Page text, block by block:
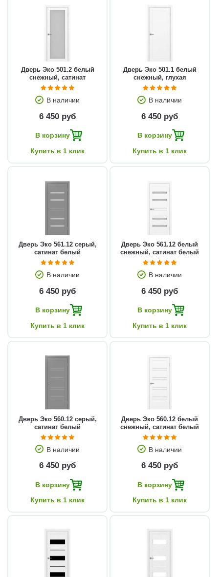
Дверь Эко 501.2 белый
снежный, сатинат
В наличии
6 450 руб
В корзину
Купить в 1 клик
Дверь Эко 501.1 белый
снежный, глухая
В наличии
6 450 руб
В корзину
Купить в 1 клик
Дверь Эко 561.12 серый,
сатинат белый
В наличии
6 450 руб
В корзину
Купить в 1 клик
Дверь Эко 561.12 белый
снежный, сатинат белый
В наличии
6 450 руб
В корзину
Купить в 1 клик
Дверь Эко 560.12 серый,
сатинат белый
В наличии
6 450 руб
В корзину
Купить в 1 клик
Дверь Эко 560.12 белый
снежный, сатинат белый
В наличии
6 450 руб
В корзину
Купить в 1 клик